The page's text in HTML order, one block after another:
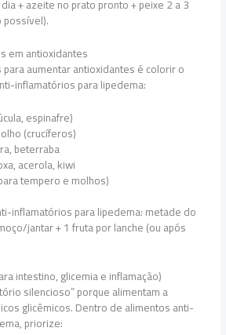
+ azeite no prato pronto + peixe 2 a 3
em antioxidantes
aumentar antioxidantes é colorir o
inflamatórios para lipedema:
espinafre)
(crucíferos)
beterraba
acerola, kiwi
tempero e molhos)
inflamatórios para lipedema: metade do
jantar + 1 fruta por lanche (ou após
intestino, glicemia e inflamação)
silencioso” porque alimentam a
glicêmicos. Dentro de alimentos anti-
priorize: